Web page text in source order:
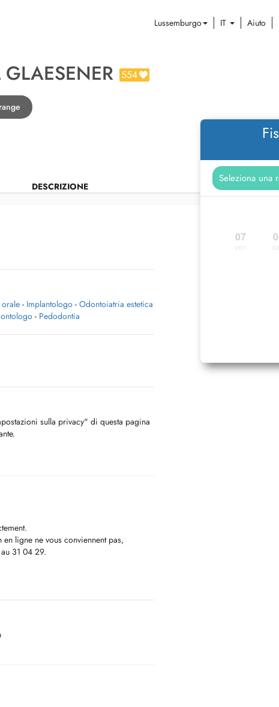
Lussemburgo IT Aiuto
554
DESCRIZIONE
07
- Implantologo - Odontoiatria estetica
- Pedodontia
sulla privacy" di questa pagina
ligne ne vous conviennent pas,
31 04 29.